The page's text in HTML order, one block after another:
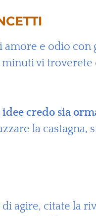
e odio con
minuti vi
credo sia
la castagna,
agire, citate la